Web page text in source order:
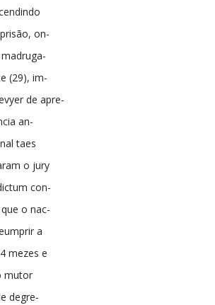
on-
(29), im-
de apre-
an-
taes
o jury
con-
o nac-
a
mezes e
mutor
degre-